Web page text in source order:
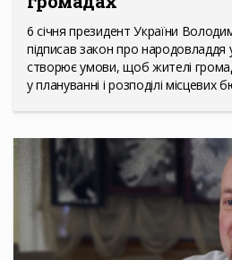
6 січня президент України
підписав закон про народовладдя
створює умови, щоб жителі
у плануванні і розподілі місцевих